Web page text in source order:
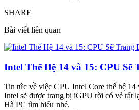
SHARE
Bài viết liên quan
Intel Thế Hệ 14 và 15: CPU Sẽ
Tin tức về việc CPU Intel Core thế hệ 14
Intel sẽ được trang bị iGPU rời có vẻ rất
Hà PC tìm hiểu nhé.